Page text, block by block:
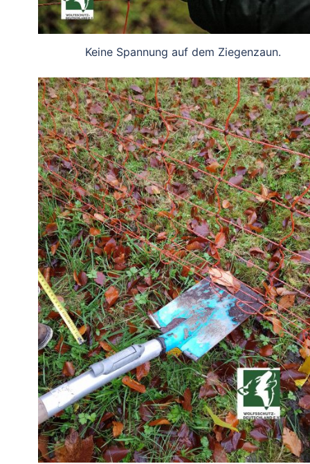
Keine Spannung auf dem Ziegenzaun.